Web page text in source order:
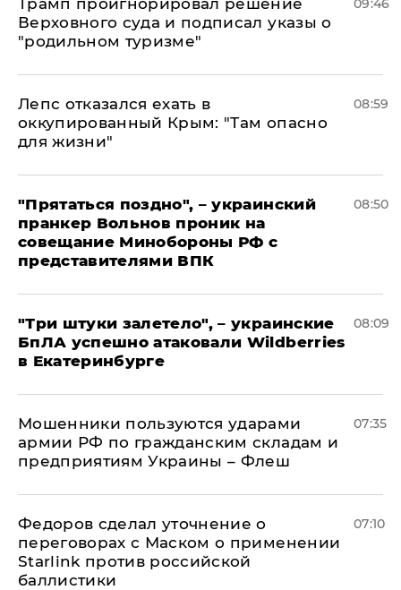
Трамп проигнорировал решение
Верховного суда и подписал указы о
"родильном туризме"
09:46
Лепс отказался ехать в
оккупированный Крым: "Там опасно
для жизни"
08:59
"Прятаться поздно", – украинский
пранкер Вольнов проник на
совещание Минобороны РФ с
представителями ВПК
08:50
"Три штуки залетело", – украинские
БпЛА успешно атаковали Wildberries
в Екатеринбурге
08:09
Мошенники пользуются ударами
армии РФ по гражданским складам и
предприятиям Украины – Флеш
07:35
Федоров сделал уточнение о
переговорах с Маском о применении
Starlink против российской
баллистики
07:10